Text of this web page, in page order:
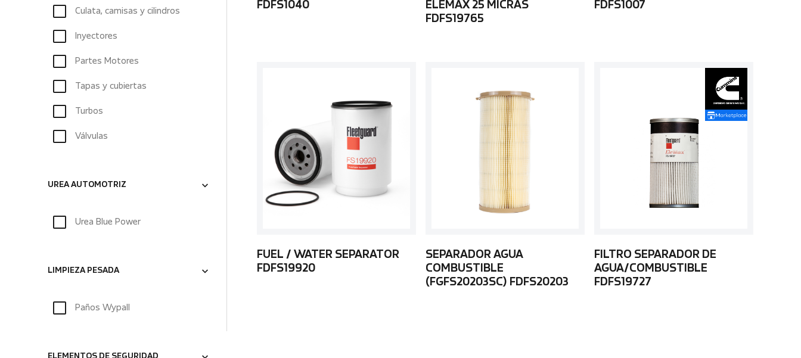
Culata, camisas y cilindros
Inyectores
Partes Motores
Tapas y cubiertas
Turbos
Válvulas
UREA AUTOMOTRIZ
Urea Blue Power
LIMPIEZA PESADA
Paños Wypall
FDFS1040
ELEMAX 25 MICRAS
FDFS19765
FDFS1007
FUEL / WATER SEPARATOR
FDFS19920
SEPARADOR AGUA
COMBUSTIBLE
(FGFS20203SC) FDFS20203
FILTRO SEPARADOR DE
AGUA/COMBUSTIBLE
FDFS19727